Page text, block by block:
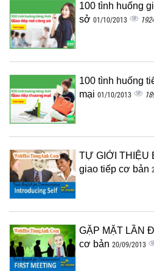
100 tình huống
sở 01/10/2013
100 tình huống
mại 01/10/2013
TỰ GIỚI THIỆU
giao tiếp cơ bản
GẶP MẶT LẦN
cơ bản 20/09/2013